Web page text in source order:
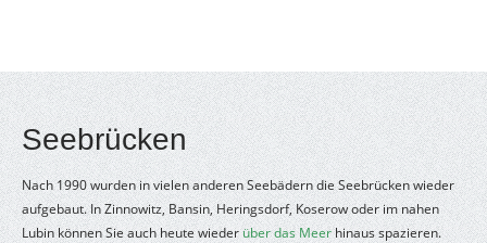
Seebrücken
Nach 1990 wurden in vielen anderen Seebädern die Seebrücken wieder
aufgebaut. In Zinnowitz, Bansin, Heringsdorf, Koserow oder im nahen
Lubin können Sie auch heute wiederüber das Meerhinaus spazieren.